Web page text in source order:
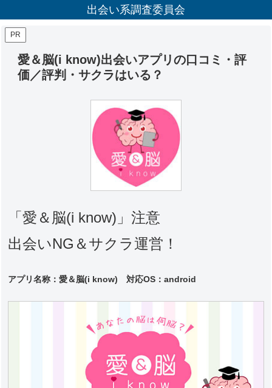
出会い系調査委員会
PR
愛＆脳(i know)出会いアプリの口コミ・評
価／評判・サクラはいる？
「愛＆脳(i know)」注意
出会いNG＆サクラ運営！
アプリ名称：愛＆脳(i know) 対応OS：android